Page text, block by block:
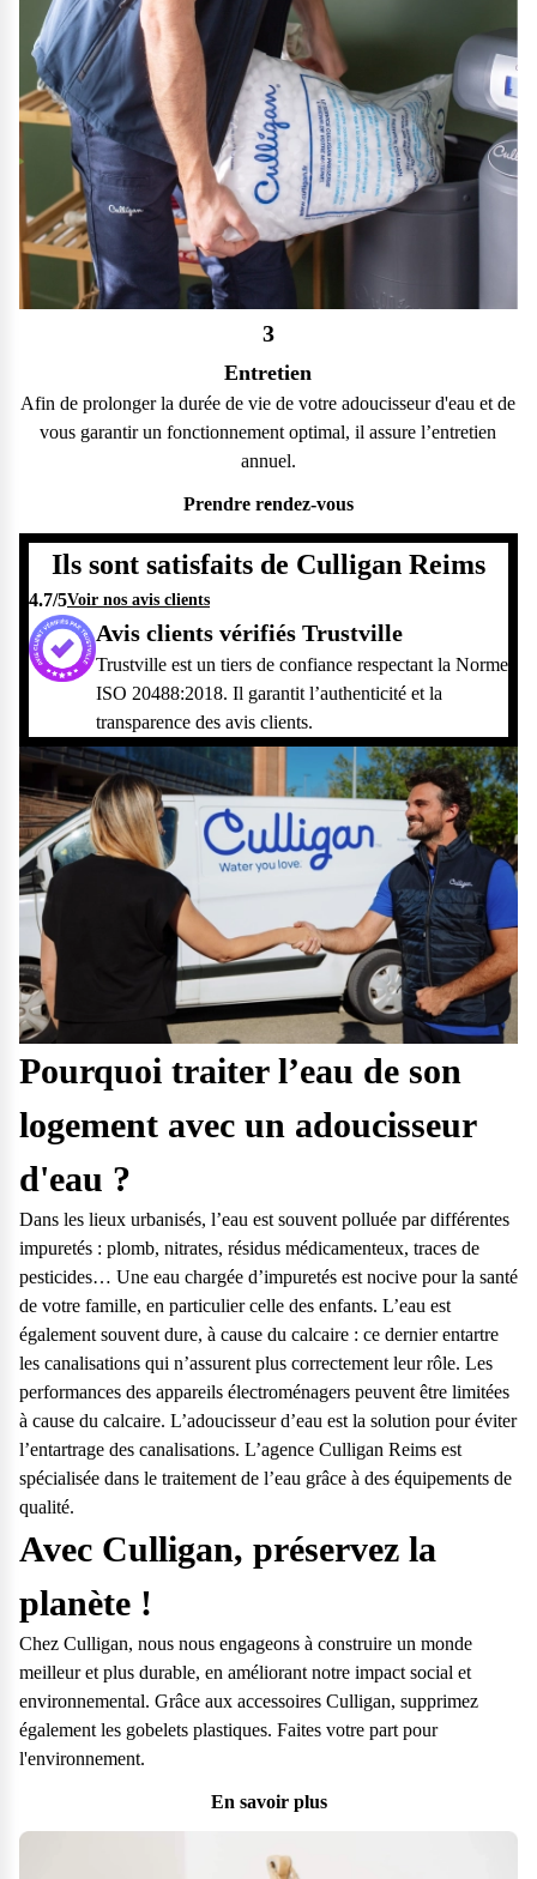
3
Entretien
Afin de prolonger la durée de vie de votre adoucisseur d'eau et de
vous garantir un fonctionnement optimal, il assure l’entretien
annuel.
Prendre rendez-vous
Ils sont satisfaits de Culligan Reims
4.7/5Voir nos avis clients
Avis clients vérifiés Trustville
Trustville est un tiers de confiance respectant la Norme
ISO 20488:2018. Il garantit l’authenticité et la
transparence des avis clients.
Pourquoi traiter l’eau de son
logement avec un adoucisseur
d'eau ?
Dans les lieux urbanisés, l’eau est souvent polluée par différentes
impuretés : plomb, nitrates, résidus médicamenteux, traces de
pesticides… Une eau chargée d’impuretés est nocive pour la santé
de votre famille, en particulier celle des enfants. L’eau est
également souvent dure, à cause du calcaire : ce dernier entartre
les canalisations qui n’assurent plus correctement leur rôle. Les
performances des appareils électroménagers peuvent être limitées
à cause du calcaire. L’adoucisseur d’eau est la solution pour éviter
l’entartrage des canalisations. L’agence Culligan Reims est
spécialisée dans le traitement de l’eau grâce à des équipements de
qualité.
Avec Culligan, préservez la
planète !
Chez Culligan, nous nous engageons à construire un monde
meilleur et plus durable, en améliorant notre impact social et
environnemental. Grâce aux accessoires Culligan, supprimez
également les gobelets plastiques. Faites votre part pour
l'environnement.
En savoir plus